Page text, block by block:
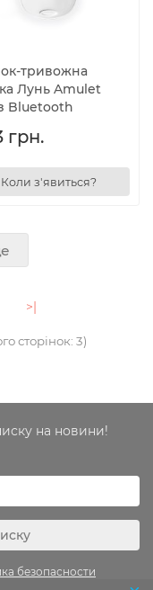
тривожна
Лунь Amulet
Bluetooth
грн.
Коли з'явиться?
>|
сторінок: 3)
на новини!
безопасности